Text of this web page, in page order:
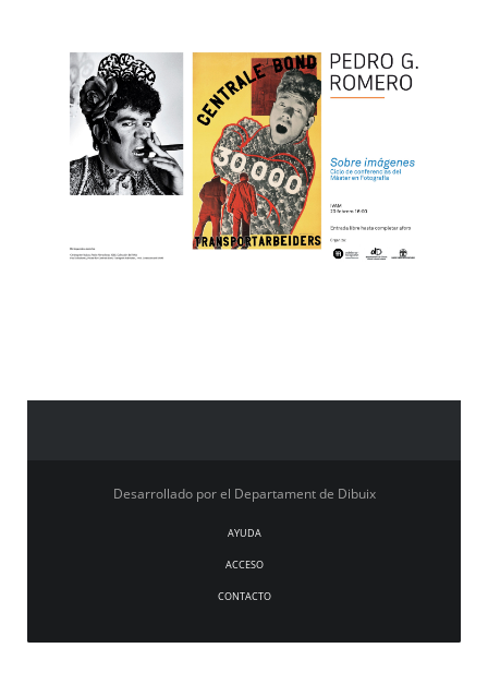
Desarrollado por el Departament de Dibuix
AYUDA
ACCESO
CONTACTO